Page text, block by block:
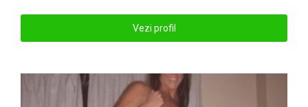
Vezi profil